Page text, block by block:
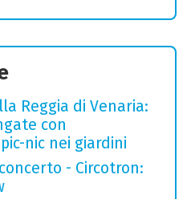
Reggia di Venaria:
con
nic nei giardini
- Circotron: